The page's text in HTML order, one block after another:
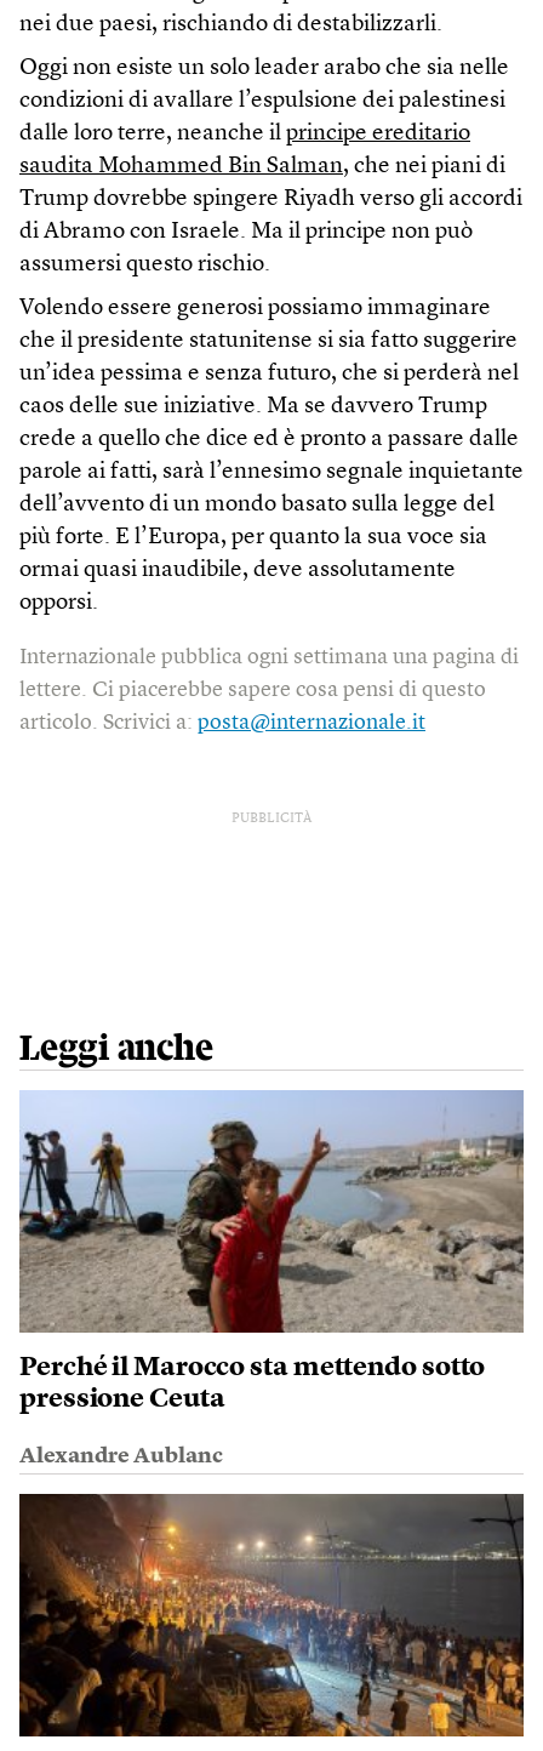
nei due paesi, rischiando di destabilizzarli.
Oggi non esiste un solo leader arabo che sia nelle
condizioni di avallare l’espulsione dei palestinesi
dalle loro terre, neanche il principe ereditario
saudita Mohammed Bin Salman, che nei piani di
Trump dovrebbe spingere Riyadh verso gli accordi
di Abramo con Israele. Ma il principe non può
assumersi questo rischio.
Volendo essere generosi possiamo immaginare
che il presidente statunitense si sia fatto suggerire
un’idea pessima e senza futuro, che si perderà nel
caos delle sue iniziative. Ma se davvero Trump
crede a quello che dice ed è pronto a passare dalle
parole ai fatti, sarà l’ennesimo segnale inquietante
dell’avvento di un mondo basato sulla legge del
più forte. E l’Europa, per quanto la sua voce sia
ormai quasi inaudibile, deve assolutamente
opporsi.
Internazionale pubblica ogni settimana una pagina di
lettere. Ci piacerebbe sapere cosa pensi di questo
articolo. Scrivici a: posta@internazionale.it
PUBBLICITÀ
Leggi anche
Perché il Marocco sta mettendo sotto
pressione Ceuta
Alexandre Aublanc